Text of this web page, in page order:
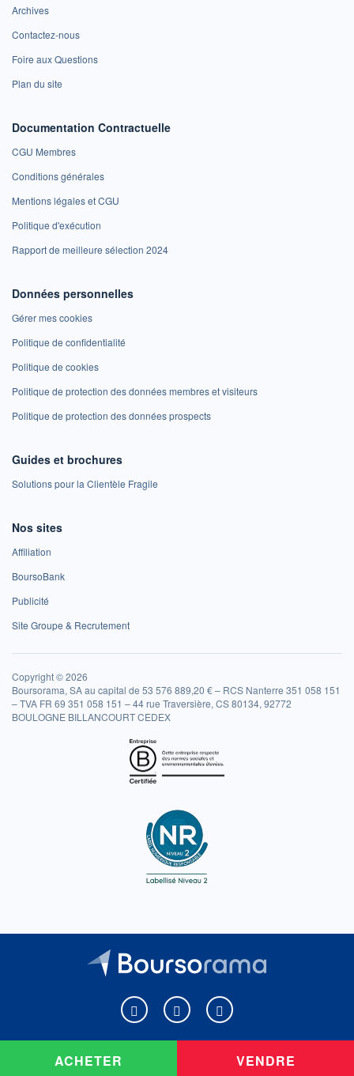
ACHETER VENDRE
Archives
Contactez-nous
Foire aux Questions
Plan du site
Documentation Contractuelle
CGU Membres
Conditions générales
Mentions légales et CGU
Politique d'exécution
Rapport de meilleure sélection 2024
Données personnelles
Gérer mes cookies
Politique de confidentialité
Politique de cookies
Politique de protection des données membres et visiteurs
Politique de protection des données prospects
Guides et brochures
Solutions pour la Clientèle Fragile
Nos sites
Affiliation
BoursoBank
Publicité
Site Groupe & Recrutement
Copyright © 2026
Boursorama, SA au capital de 53 576 889,20 € – RCS Nanterre 351 058 151
– TVA FR 69 351 058 151 – 44 rue Traversière, CS 80134, 92772
BOULOGNE BILLANCOURT CEDEX
Boursorama sur Facebook
Boursorama sur XBoursorama sur